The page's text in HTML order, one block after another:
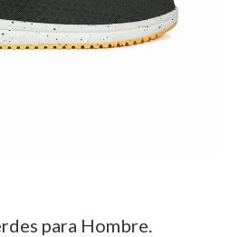
para Hombre.